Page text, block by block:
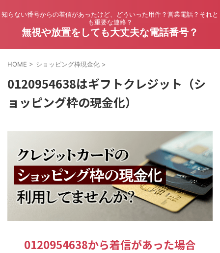
知らない番号からの着信があったけど、どういった用件？営業電話？それと
も重要な連絡？
無視や放置をしても大丈夫な電話番号？
HOME > ショッピング枠現金化 >
0120954638はギフトクレジット（シ
ョッピング枠の現金化）
0120954638から着信があった場合